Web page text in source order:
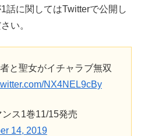
話に関してはTwitterで公開し
い。
と聖女がイチャラブ無双
NX4NEL9cBy
ス1巻11/15発売
14, 2019